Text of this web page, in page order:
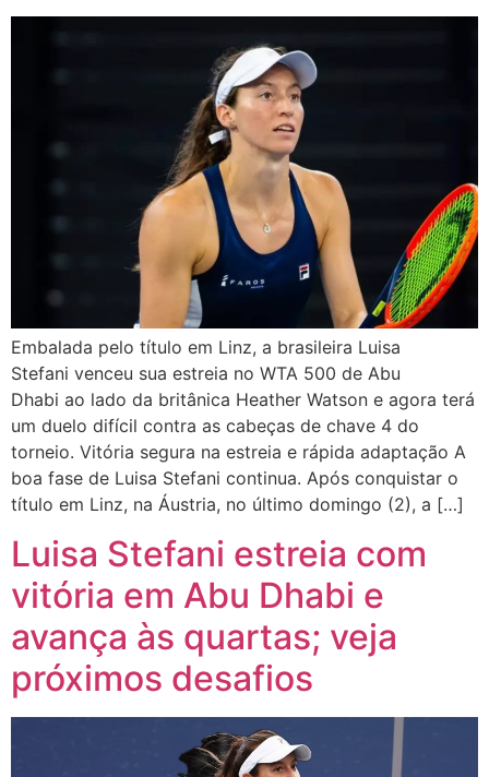
Embalada pelo título em Linz, a brasileira Luisa
Stefani venceu sua estreia no WTA 500 de Abu
Dhabi ao lado da britânica Heather Watson e agora terá
um duelo difícil contra as cabeças de chave 4 do
torneio. Vitória segura na estreia e rápida adaptação A
boa fase de Luisa Stefani continua. Após conquistar o
título em Linz, na Áustria, no último domingo (2), a […]
Luisa Stefani estreia com
vitória em Abu Dhabi e
avança às quartas; veja
próximos desafios